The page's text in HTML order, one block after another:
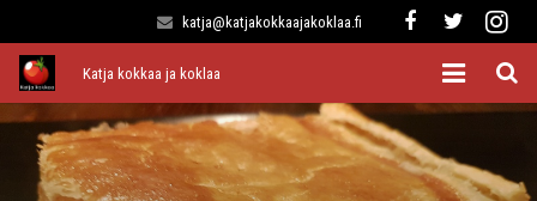
katja@katjakokkaajakoklaa.fi
Katja kokkaa ja koklaa
Etusivu
Alkuruoat